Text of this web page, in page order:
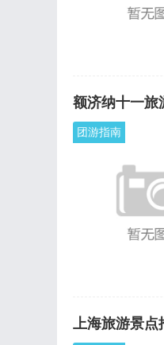
额济纳十一旅
团游指南
上海旅游景